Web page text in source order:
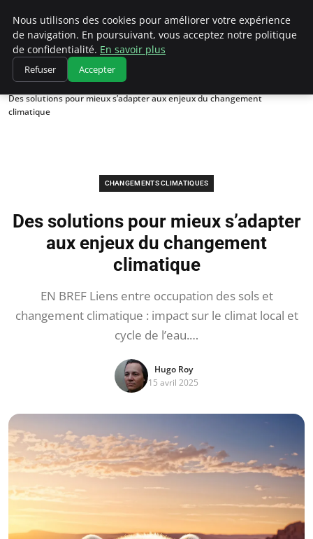
Climatedebtagents
Accueil
Changements climatiques
Des solutions pour mieux s’adapter aux enjeux du changement
climatique
CHANGEMENTS CLIMATIQUES
Des solutions pour mieux s’adapter
aux enjeux du changement
climatique
EN BREF Liens entre occupation des sols et
changement climatique : impact sur le climat local et
cycle de l’eau.…
Hugo Roy
15 avril 2025
Nous utilisons des cookies pour améliorer votre expérience
de navigation. En poursuivant, vous acceptez notre politique
de confidentialité. En savoir plus
Refuser Accepter